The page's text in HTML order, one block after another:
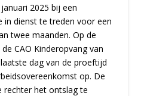
2025 bij een
in dienst te treden voor een
twee maanden. Op de
CAO Kinderopvang van
dag van de proeftijd
op. De
rechter het ontslag te